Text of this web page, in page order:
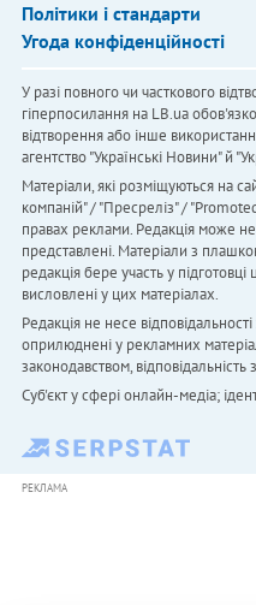
Політики і стандарти
Угода конфіденційності
У разі повного чи часткового
гіперпосилання на LB.ua
відтворення або інше
агентство "Українськi Новини" й
Матеріали, які розміщуються на
компаній" / "Пресреліз" /
правах реклами. Редакція може
представлені. Матеріали з
редакція бере участь у
висловлені у цих матеріалах.
Редакція не несе
оприлюднені у рекламних
законодавством,
Cуб'єкт у сфері онлайн-медіа;
РЕКЛАМА